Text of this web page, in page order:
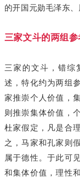
的开国元勋毛泽东
三家文斗的两组
三家的文斗，错综
述，特化约为两组
家推崇个人价值，
则推崇集体价值，
杜家假定，凡是合
之，马家和孔家则
属于德性。于此可
和集体价值，理性